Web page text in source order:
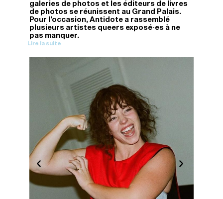
galeries de photos et les éditeurs de livres
de photos se réunissent au Grand Palais.
Pour l’occasion, Antidote a rassemblé
plusieurs artistes queers exposé·es à ne
pas manquer.
Lire la suite